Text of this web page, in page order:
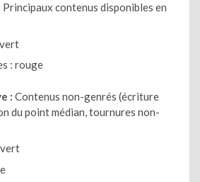
Principaux contenus disponibles en
: rouge
: Contenus non-genrés (écriture
du point médian, tournures non-